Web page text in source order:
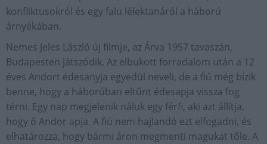
konfliktusokról és egy falu lélektanáról a háború
árnyékában.
Nemes Jeles László új filmje, az Árva 1957 tavaszán,
Budapesten játszódik. Az elbukott forradalom után a 12
éves Andort édesanyja egyedül neveli, de a fiú még bízik
benne, hogy a háborúban eltűnt édesapja vissza fog
térni. Egy nap megjelenik náluk egy férfi, aki azt állítja,
hogy ő Andor apja. A fiú nem hajlandó ezt elfogadni, és
elhatározza, hogy bármi áron megmenti magukat tőle. A